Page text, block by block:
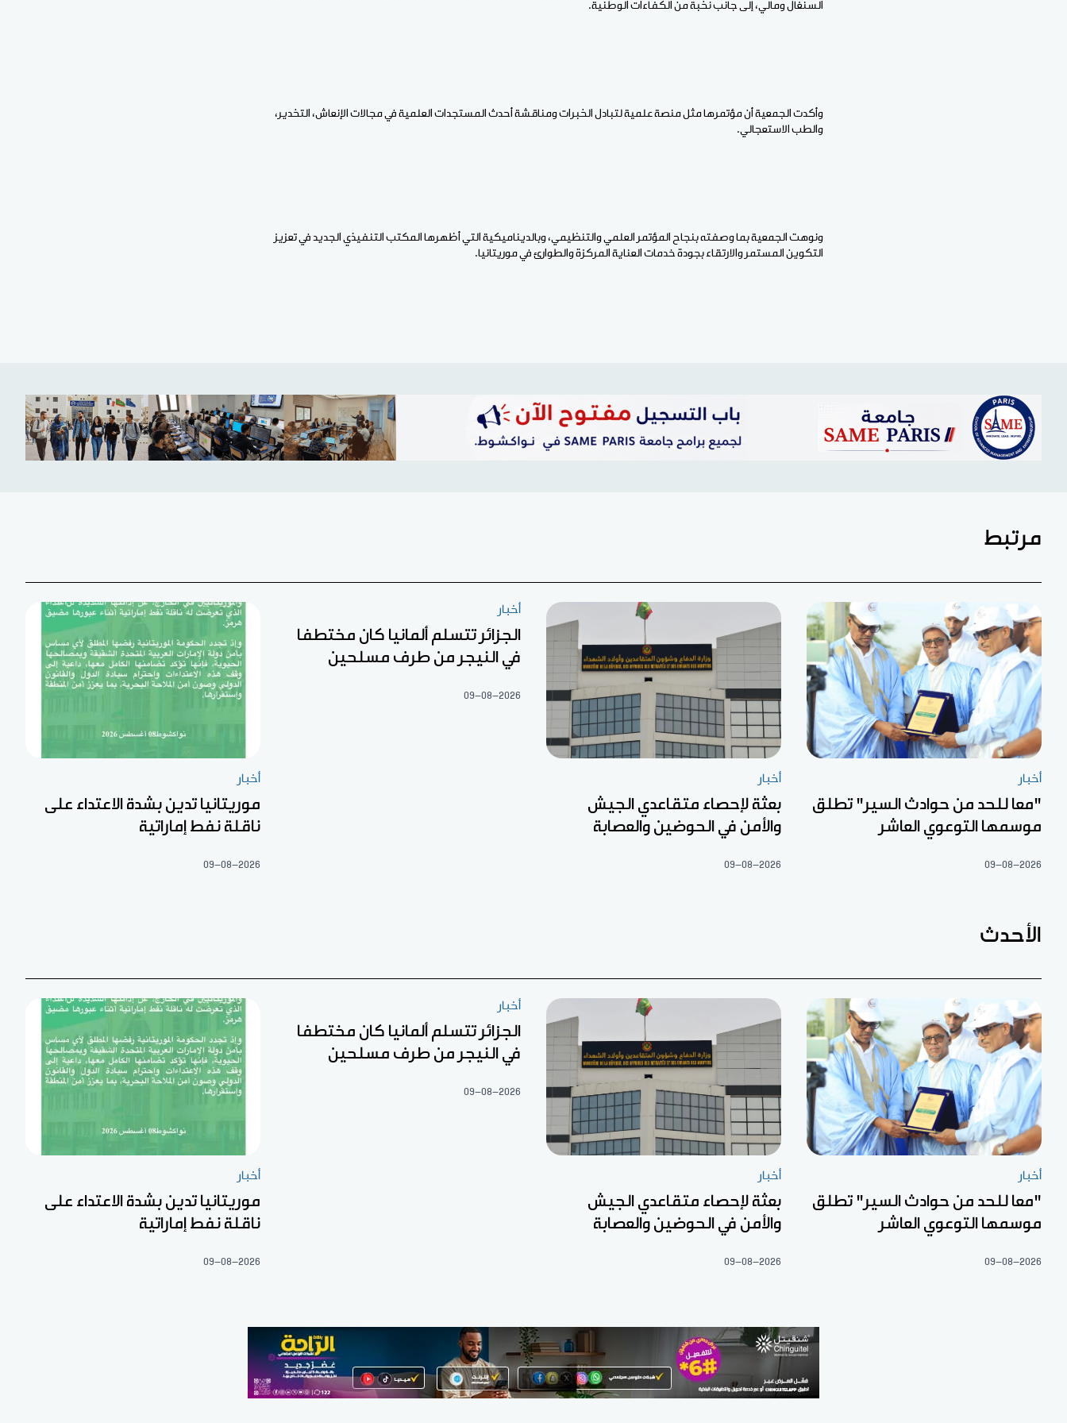
السنغال ومالي، إلى جانب نخبة من الكفاءات الوطنية.
وأكدت الجمعية أن مؤتمرها مثل منصة علمية لتبادل الخبرات ومناقشة أحدث المستجدات العلمية في مجالات الإنعاش، التخدير،
والطب الاستعجالي.
ونوهت الجمعية بما وصفته بنجاح المؤتمر العلمي والتنظيمي، وبالديناميكية التي أظهرها المكتب التنفيذي الجديد في تعزيز
التكوين المستمر والارتقاء بجودة خدمات العناية المركزة والطوارئ في موريتانيا.
مرتبط
أخبار
"معا للحد من حوادث السير" تطلق
موسمها التوعوي العاشر
09-08-2026
أخبار
بعثة لإحصاء متقاعدي الجيش
والأمن في الحوضين والعصابة
09-08-2026
أخبار
الجزائر تتسلم ألمانيا كان مختطفا
في النيجر من طرف مسلحين
09-08-2026
أخبار
موريتانيا تدين بشدة الاعتداء على
ناقلة نفط إماراتية
09-08-2026
الأحدث
أخبار
"معا للحد من حوادث السير" تطلق
موسمها التوعوي العاشر
09-08-2026
أخبار
بعثة لإحصاء متقاعدي الجيش
والأمن في الحوضين والعصابة
09-08-2026
أخبار
الجزائر تتسلم ألمانيا كان مختطفا
في النيجر من طرف مسلحين
09-08-2026
أخبار
موريتانيا تدين بشدة الاعتداء على
ناقلة نفط إماراتية
09-08-2026